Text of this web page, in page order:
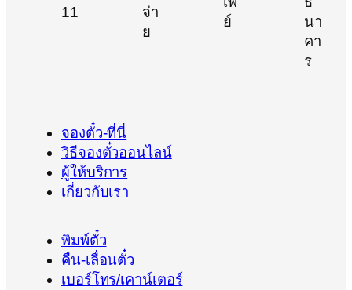
จองตั๋ว-ที่นี่
วิธีจองตั๋วออนไลน์
ผู้ให้บริการ
เกี่ยวกับเรา
พิมพ์ตั๋ว
คืน-เลื่อนตั๋ว
เบอร์โทร/เคาน์เตอร์